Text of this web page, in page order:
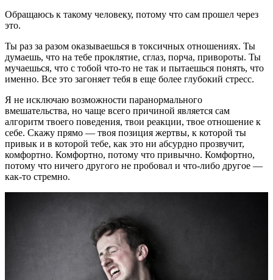
Обращаюсь к такому человеку, потому что сам прошел через
это.
Ты раз за разом оказываешься в токсичных отношениях. Ты
думаешь, что на тебе проклятие, сглаз, порча, привороты. Ты
мучаешься, что с тобой что-то не так и пытаешься понять, что
именно. Все это загоняет тебя в еще более глубокий стресс.
Я не исключаю возможности паранормального
вмешательства, но чаще всего причиной является сам
алгоритм твоего поведения, твои реакции, твое отношение к
себе. Скажу прямо — твоя позиция жертвы, к которой ты
привык и в которой тебе, как это ни абсурдно прозвучит,
комфортно. Комфортно, потому что привычно. Комфортно,
потому что ничего другого не пробовал и что-либо другое —
как-то стремно.